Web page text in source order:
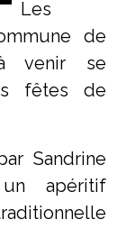
Les
de
venir se
fêtes de
Sandrine
apéritif